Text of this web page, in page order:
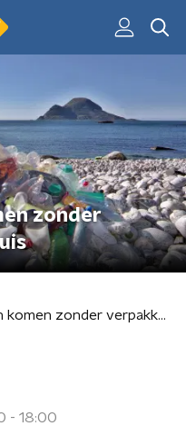
zonder
Boodschappen komen zonder verpakking bij je thuis
- 18:00